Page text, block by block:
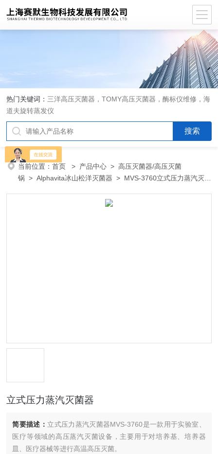
热门关键词： 三洋高压灭菌器，TOMY高压灭菌器，酶标仪维修，海
道夫旋转蒸发仪
当前位置：首页 > 产品中心 >高压灭菌器/高压灭菌
锅 >Alphavita冰山松洋灭菌器 > MVS-3760立式压力蒸汽灭菌
立式压力蒸汽灭菌器
简要描述： 立式压力蒸汽灭菌器MVS-3760是一款用于实验室、
医疗等领域的高压蒸汽灭菌设备，主要用于对培养基、培养器
皿、医疗器械等进行高温高压灭菌。